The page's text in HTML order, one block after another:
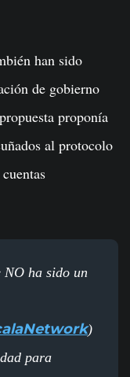
han sido
de gobierno
proponía
al protocolo
ha sido un
)
para